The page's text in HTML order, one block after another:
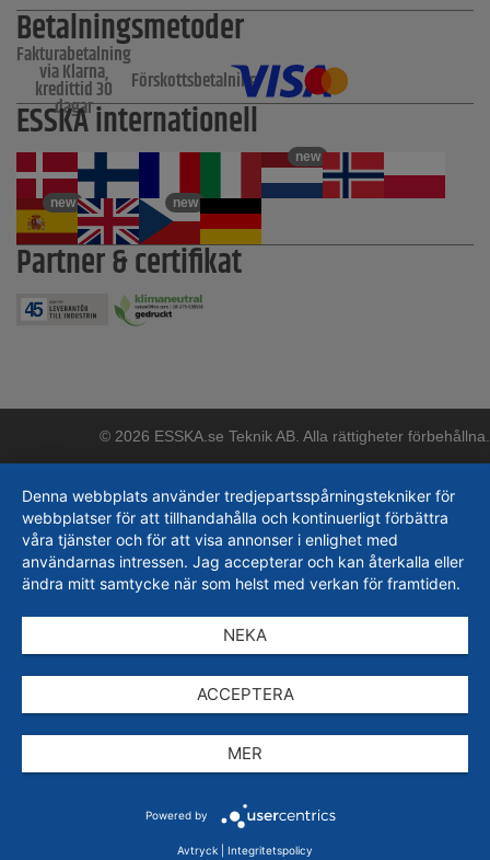
Betalningsmetoder
Fakturabetalning
via Klarna,
kredittid 30
dagar
Förskottsbetalning
ESSKA internationell
new
new new
Partner & certifikat
© 2026 ESSKA.se Teknik AB. Alla rättigheter förbehållna.
Denna webbplats använder tredjepartsspårningstekniker för
webbplatser för att tillhandahålla och kontinuerligt förbättra
våra tjänster och för att visa annonser i enlighet med
användarnas intressen. Jag accepterar och kan återkalla eller
ändra mitt samtycke när som helst med verkan för framtiden.
NEKA
ACCEPTERA
MER
Powered by
Avtryck Integritetspolicy